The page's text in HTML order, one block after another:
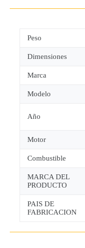
Peso
Dimensiones
Marca
Modelo
Año
Motor
Combustible
MARCA DEL
PRODUCTO
PAIS DE
FABRICACION